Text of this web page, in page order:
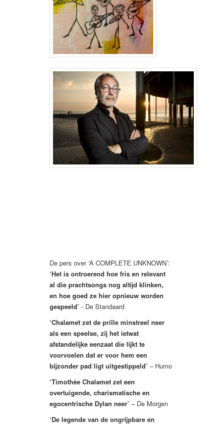
De pers over ‘A COMPLETE UNKNOWN’:
‘Het is ontroerend hoe fris en relevant
al die prachtsongs nog altijd klinken,
en hoe goed ze hier opnieuw worden
gespeeld’ - De Standaard
‘Chalamet zet de prille minstreel neer
als een speelse, zij het ietwat
afstandelijke eenzaat die lijkt te
voorvoelen dat er voor hem een
bijzonder pad ligt uitgestippeld’ – Humo
‘Timothée Chalamet zet een
overtuigende, charismatische en
egocentrische Dylan neer’ – De Morgen
‘De legende van de ongrijpbare en